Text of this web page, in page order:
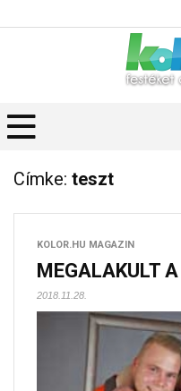
Címke: teszt
KOLOR.HU MAGAZIN
MEGALAKULT
2018.11.28.